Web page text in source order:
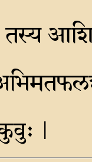
तस्य
|